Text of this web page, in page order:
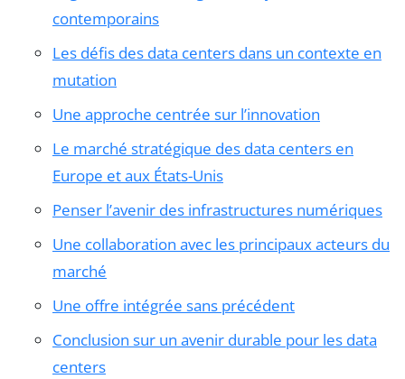
contemporains
Les défis des data centers dans un contexte en
mutation
Une approche centrée sur l’innovation
Le marché stratégique des data centers en
Europe et aux États-Unis
Penser l’avenir des infrastructures numériques
Une collaboration avec les principaux acteurs du
marché
Une offre intégrée sans précédent
Conclusion sur un avenir durable pour les data
centers